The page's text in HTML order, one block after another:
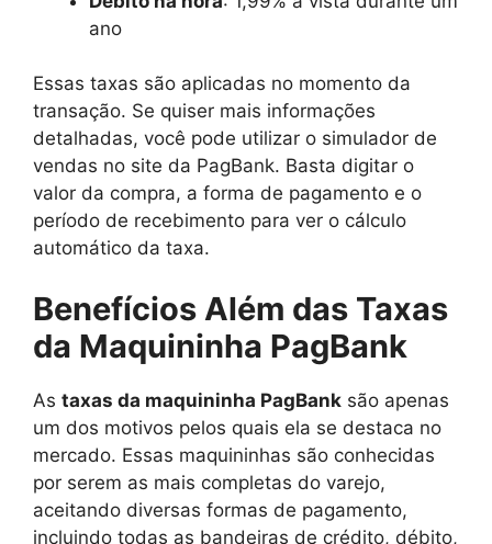
ano
Essas taxas são aplicadas no momento da
transação. Se quiser mais informações
detalhadas, você pode utilizar o simulador de
vendas no site da PagBank. Basta digitar o
valor da compra, a forma de pagamento e o
período de recebimento para ver o cálculo
automático da taxa.
Benefícios Além das Taxas
da Maquininha PagBank
As taxas da maquininha PagBank são apenas
um dos motivos pelos quais ela se destaca no
mercado. Essas maquininhas são conhecidas
por serem as mais completas do varejo,
aceitando diversas formas de pagamento,
incluindo todas as bandeiras de crédito, débito,